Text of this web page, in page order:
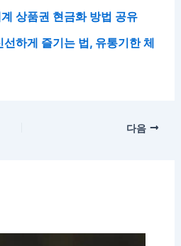
상품권 현금화 방법 공유
선하게 즐기는 법, 유통기한 체
다음